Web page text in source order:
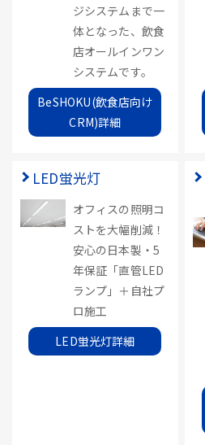
ジシステムまで一
体となった、飲食
店オールインワン
システムです。
BeSHOKU(飲食店向け
CRM)詳細
LED蛍光灯
オフィスの照明コ
ストを大幅削減！
安心の日本製・5
年保証「直管LED
ランプ」＋自社プ
ロ施工
LED蛍光灯詳細